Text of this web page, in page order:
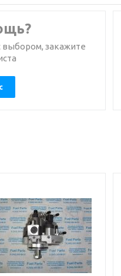
выбором, закажите